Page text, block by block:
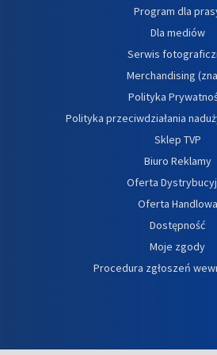
Program dla
Dla mediów
Serwis
Merchandising
Polityka
Polityka przeciwdziałania
Sklep TVP
Biuro Reklamy
Oferta
Oferta Handlowa
Dostępność
Moje zgody
Procedura zgłoszeń